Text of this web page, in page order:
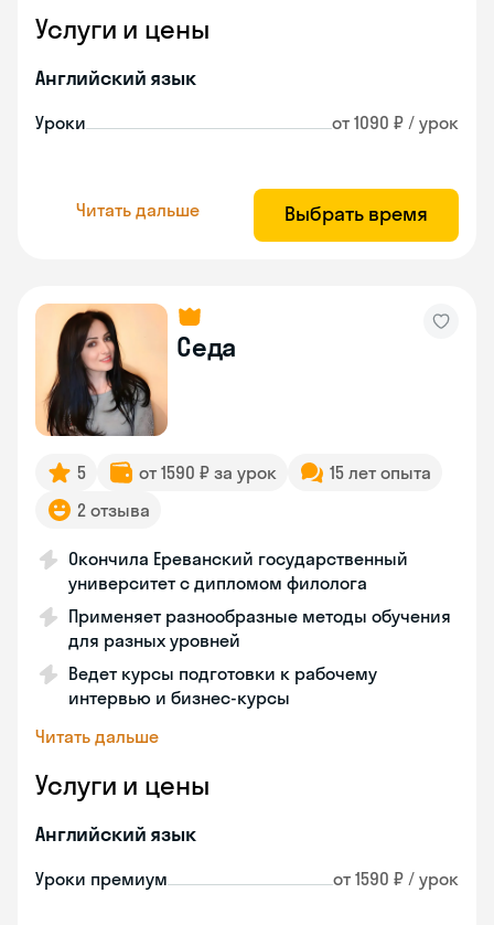
Услуги и цены
Английский язык
Уроки от 1090 ₽ / урок
Читать дальше Выбрать время
Седа
5 от 1590 ₽ за урок
15 лет опыта
2 отзыва
Окончила Ереванский государственный
университет с дипломом филолога
Применяет разнообразные методы обучения
для разных уровней
Ведет курсы подготовки к рабочему
интервью и бизнес-курсы
Читать дальше
Услуги и цены
Английский язык
Уроки премиум от 1590 ₽ / урок